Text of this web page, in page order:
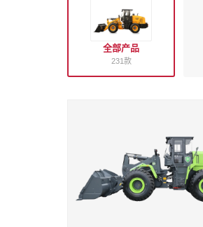
获取报价
全部产品
231款